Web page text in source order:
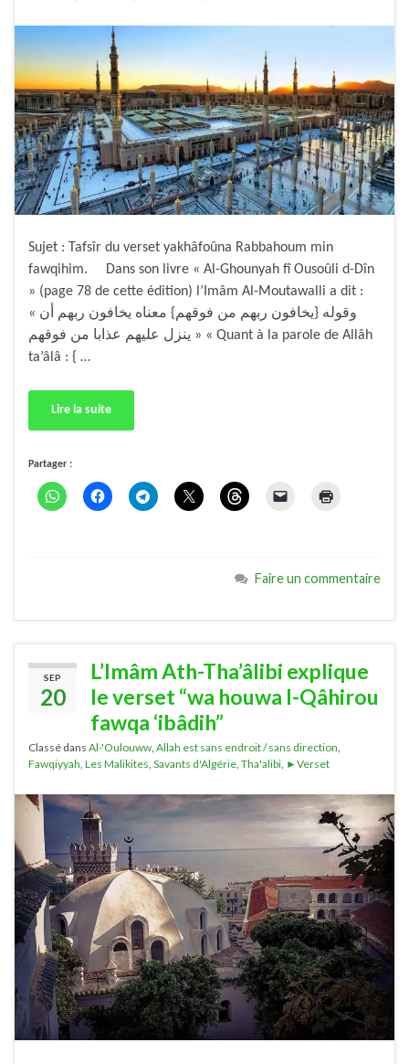
Sujet : Tafsîr du verset yakhâfoûna Rabbahoum min
fawqihim. Dans son livre « Al-Ghounyah fî Ousoûli d-Dîn
» (page 78 de cette édition) l’Imâm Al-Moutawalli a dit :
« وقوله {يخافون ربهم من فوقهم} معناه يخافون ربهم أن
ينزل عليهم عذابا من فوقهم » « Quant à la parole de Allâh
ta’âlâ : { …
Lire la suite
Partager :
Faire un commentaire
SEP
20
L’Imâm Ath-Tha’âlibi explique
le verset “wa houwa l-Qâhirou
fawqa ‘ibâdih”
Classé dans Al-'Oulouww Allah est sans endroit / sans direction
Fawqiyyah Les Malikites Savants d'Algérie Tha'alibi ►Verset